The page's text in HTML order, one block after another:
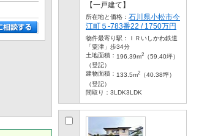
【一戸建て】
所在地と価格： 石川県小松市今
江町５-783番22 / 1750万円
物件最寄り駅：
ＩＲいしかわ鉄道
「粟津」歩34分
土地面積： 196.39m2 （59.40坪）
（登記）
建物面積： 133.5m2 （40.38坪）
（登記）
間取り： 3LDK3LDK